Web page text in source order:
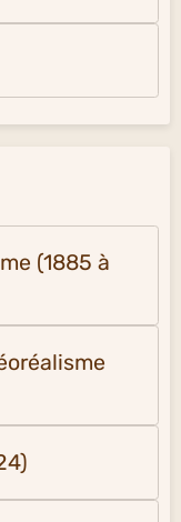
(1885 à